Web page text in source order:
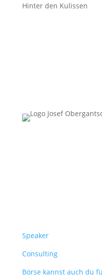
Hinter den Kulissen
Speaker
Consulting
Börse kannst auch du